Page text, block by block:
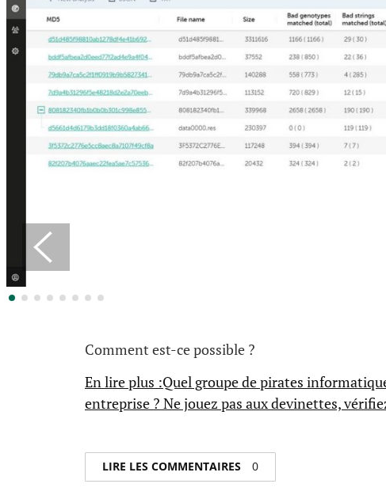
Comment est-ce possible ?
En lire plus :Quel groupe de pirates
entreprise ? Ne jouez pas aux devinettes,
LIRE LES COMMENTAIRES 0